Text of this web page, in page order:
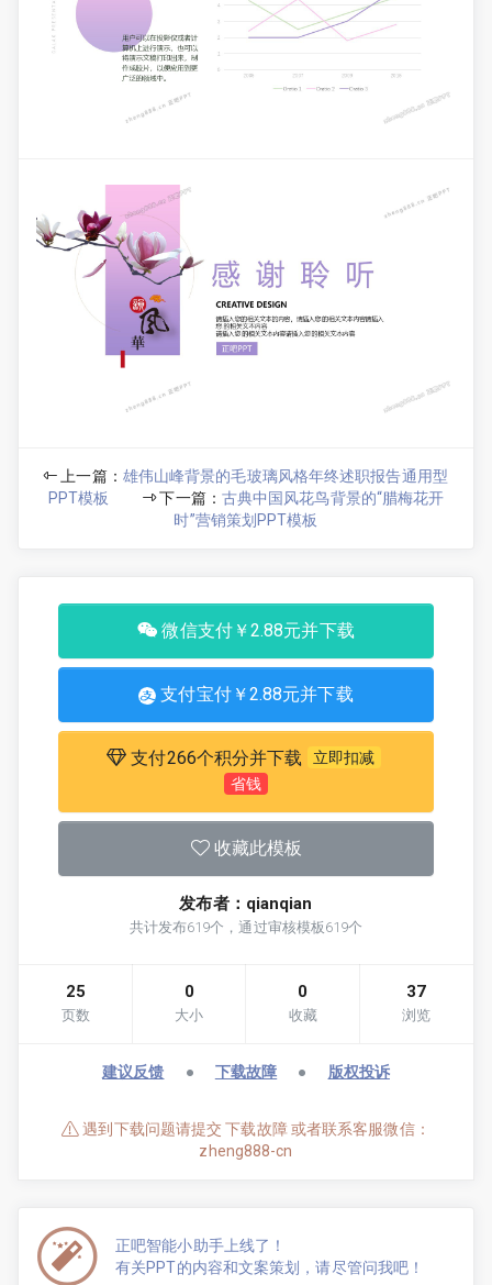
上一篇： 雄伟山峰背景的毛玻璃风格年终述职报告通用型
PPT模板
下一篇： 古典中国风花鸟背景的“腊梅花开
时”营销策划PPT模板
微信支付￥2.88元并下载
支付宝付￥2.88元并下载
支付266个积分并下载
立即扣减
省钱
收藏此模板
发布者：qianqian
共计发布619个，通过审核模板619个
25
页数
0
大小
0
收藏
37
浏览
建议反馈 ● 下载故障 ● 版权投诉
遇到下载问题请提交 下载故障 或者联系客服微信：
zheng888-cn
正吧智能小助手上线了！
有关PPT的内容和文案策划，请尽管问我吧！